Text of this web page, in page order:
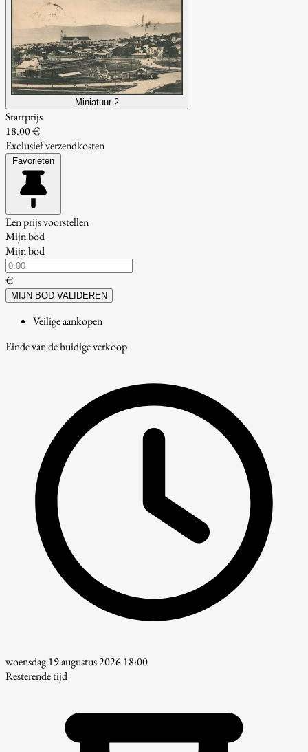
Miniatuur 2
Startprijs
18.00 €
Exclusief verzendkosten
Favorieten
Een prijs voorstellen
Mijn bod
Mijn bod
€
MIJN BOD VALIDEREN
Veilige aankopen
Einde van de huidige verkoop
woensdag 19 augustus 2026 18:00
Resterende tijd